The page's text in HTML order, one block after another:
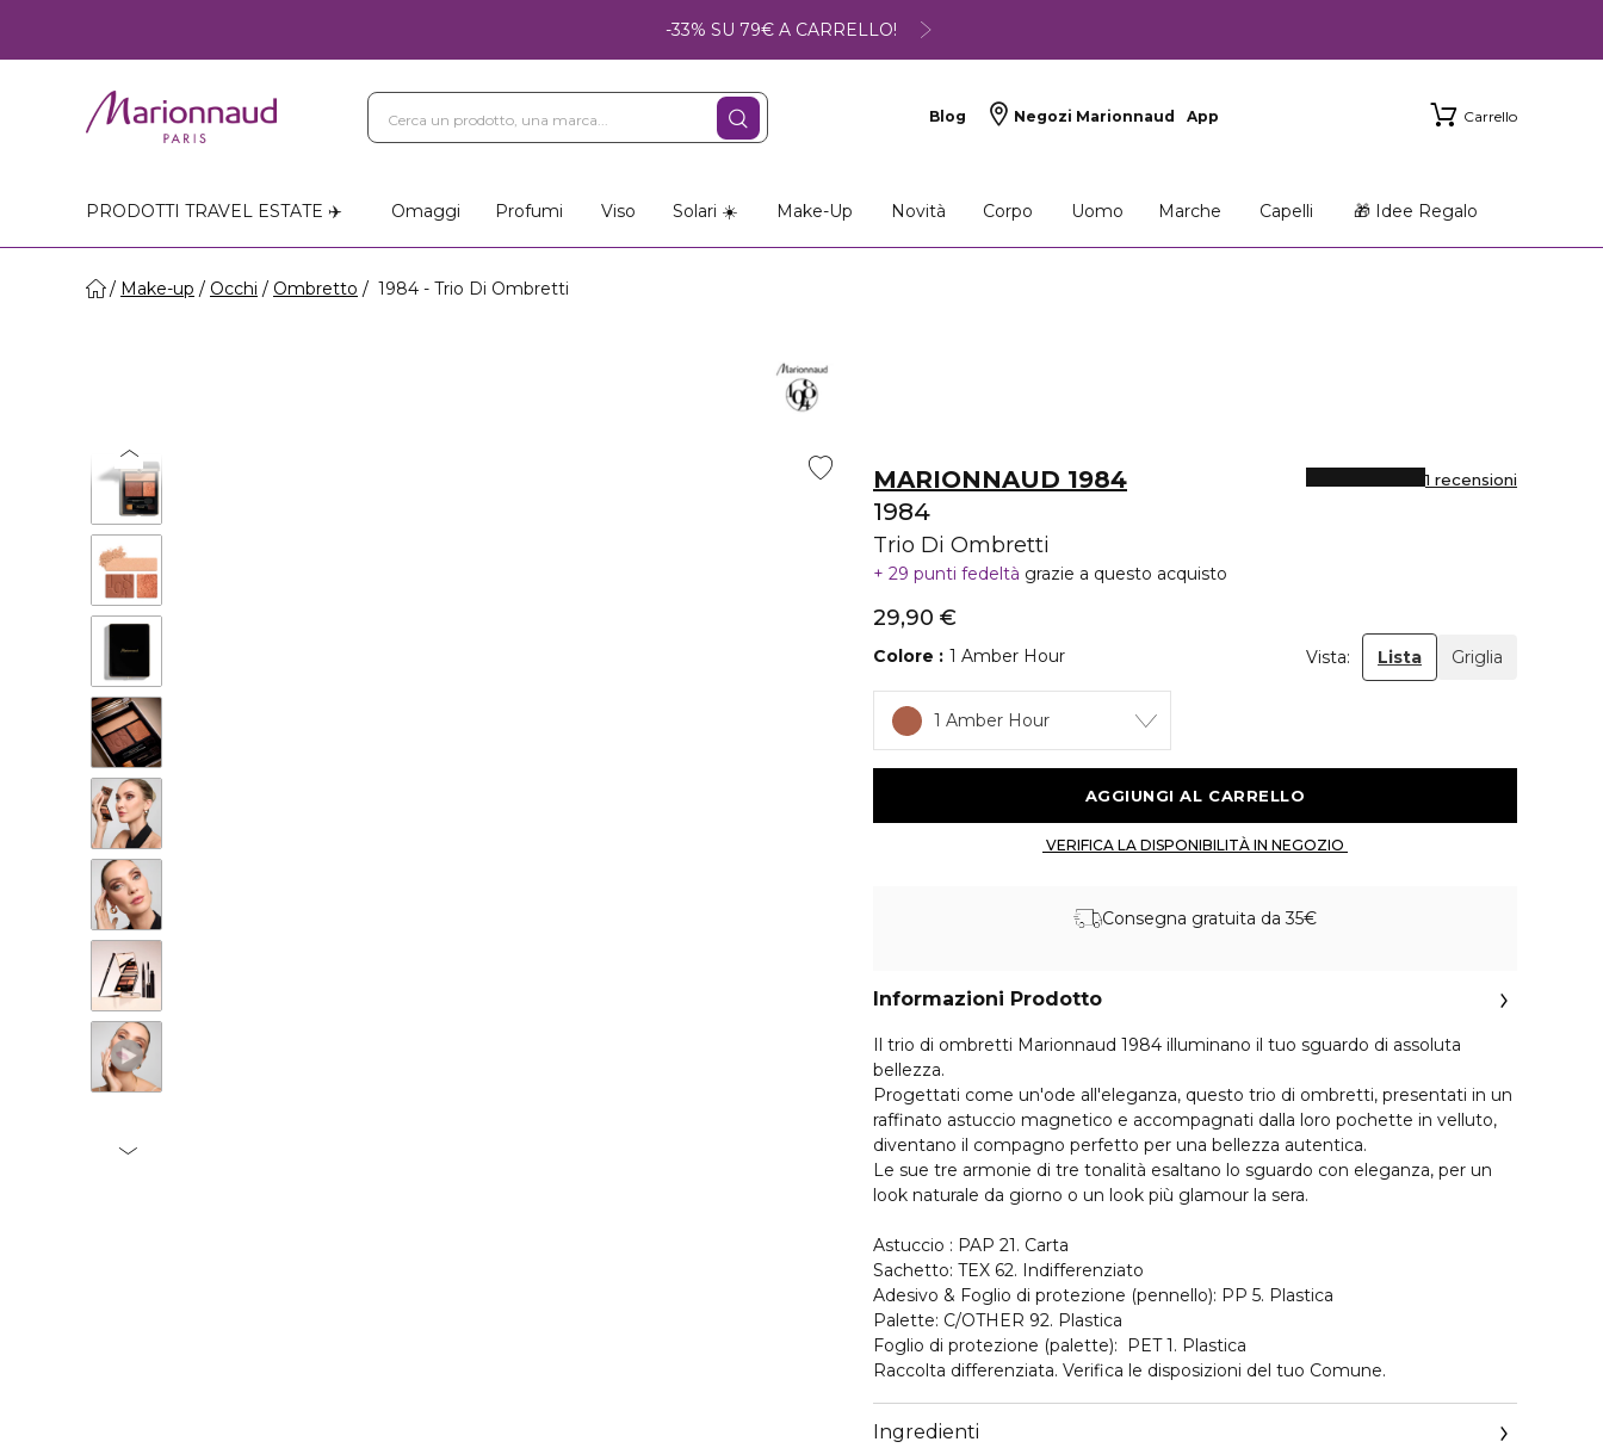
-33% SU 79€ A CARRELLO!
Blog Negozi Marionnaud App Carrello
PRODOTTI TRAVEL ESTATE ✈️ Omaggi Profumi Viso Solari ☀️ Make-Up Novità Corpo Uomo Marche Capelli 🎁 Idee Regalo
Make-up Occhi Ombretto 1984 - Trio Di Ombretti
MARIONNAUD 1984
1984
Trio Di Ombretti
1 recensioni
29 punti fedeltà grazie a questo acquisto
29,90 €
Colore 1 Amber Hour Vista: Lista Griglia
1 Amber Hour
Consegna gratuita da 35€
Informazioni Prodotto
Il trio di ombretti Marionnaud 1984 illuminano il tuo sguardo di assoluta
bellezza.
Progettati come un'ode all'eleganza, questo trio di ombretti, presentati in un
raffinato astuccio magnetico e accompagnati dalla loro pochette in velluto,
diventano il compagno perfetto per una bellezza autentica.
Le sue tre armonie di tre tonalità esaltano lo sguardo con eleganza, per un
look naturale da giorno o un look più glamour la sera.
Astuccio : PAP 21. Carta
Sachetto: TEX 62. Indifferenziato
Adesivo & Foglio di protezione (pennello): PP 5. Plastica
Palette: C/OTHER 92. Plastica
Foglio di protezione (palette): PET 1. Plastica
Raccolta differenziata. Verifica le disposizioni del tuo Comune.
Ingredienti